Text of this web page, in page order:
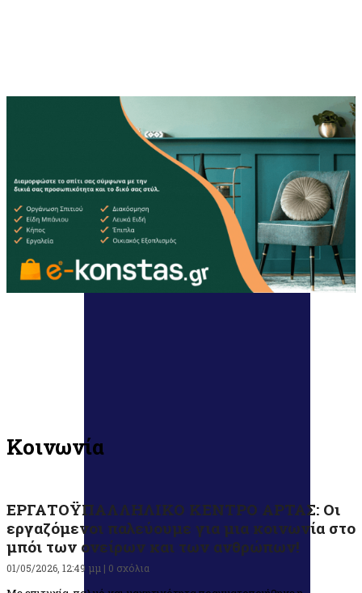
Κοινωνία
ΕΡΓΑΤΟΫΠΑΛΛΗΛΙΚΟ ΚΕΝΤΡΟ ΑΡΤΑΣ: Οι
εργαζόμενοι παλεύουμε για μια κοινωνία στο
μπόι των ονείρων και των ανθρώπων!
01/05/2026, 12:49 μμ | 0 σχόλια